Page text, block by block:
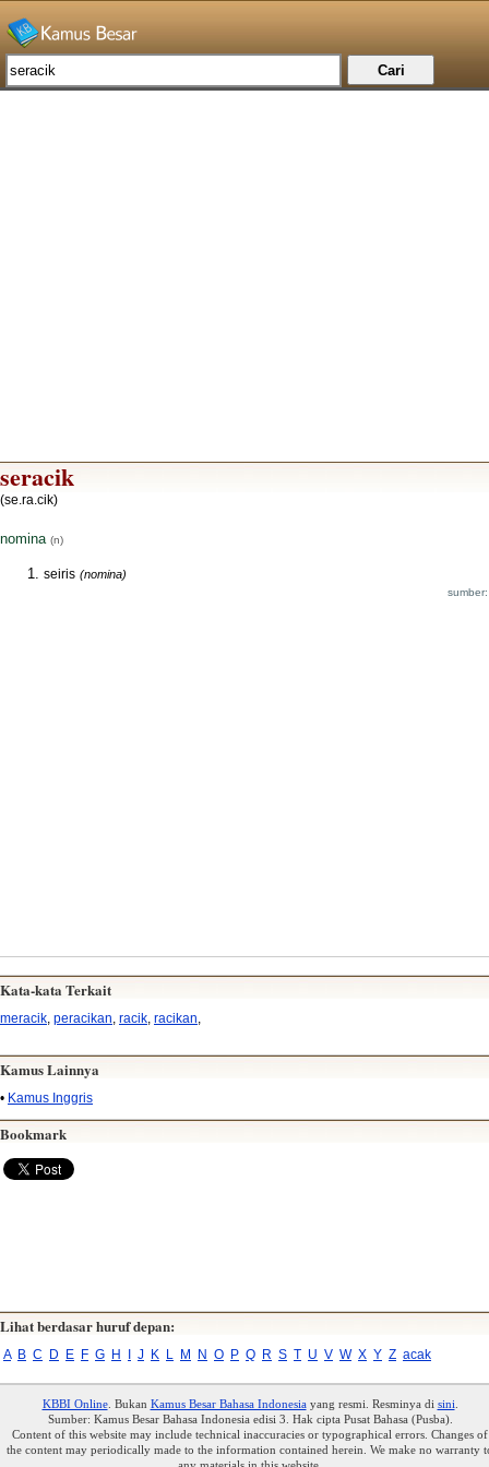
seracik
(se.ra.cik)
nomina (n)
seiris (nomina)
Kata-kata Terkait
meracik peracikan racik racikan
Kamus Lainnya
• Kamus Inggris
Bookmark
Lihat berdasar huruf depan:
A B C D E F G H J K L M N O P Q R S T U V W X Y Z acak
KBBI Online. Bukan Kamus Besar Bahasa Indonesiayang resmi. Resminya di sini
Sumber: Kamus Besar Bahasa Indonesia edisi 3. Hak cipta Pusat Bahasa (Pusba).
Content of this website may include technical inaccuracies or typographical errors. Changes of
the content may periodically made to the information contained herein. We make no warranty